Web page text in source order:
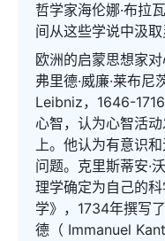
哲学家海伦娜·布拉
间从这些学说中汲取
欧洲的启蒙思想家
弗里德·威廉·莱布
Leibniz，1646-
心智，认为心智活
上。他认为有意识
问题。克里斯蒂安·
理学确定为自己的
学》，1734年撰写
德（ Immanuel